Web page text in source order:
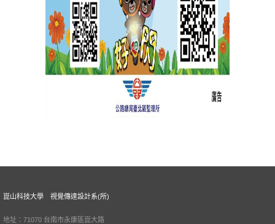
崑山科技大學 視覺傳達設計系(所)
地址：71070 台南市永康區崑大路